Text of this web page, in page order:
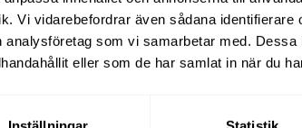
Vi vidarebefordrar även sådana identifierare
som vi samarbetar med.
eller som de har samlat in när du
you were trying